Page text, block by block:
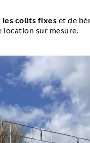
coûts fixes et de
location sur mesure.